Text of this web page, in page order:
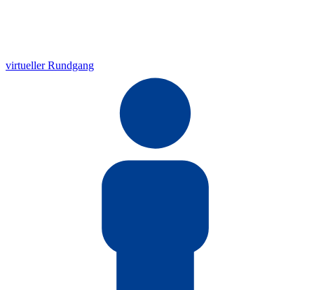
virtueller Rundgang